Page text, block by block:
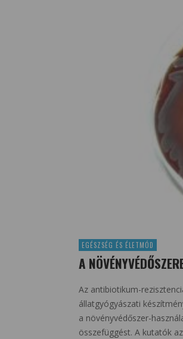
EGÉSZSÉG ÉS ÉLETMÓD
A
Az antibiotikum-
állatgyógyászati
a növényvédőszer-
összefüggést. A kutatók